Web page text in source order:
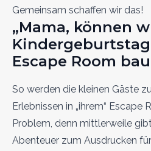
Gemeinsam schaffen wir das!
„Mama, können
Escape Room
So werden die kleinen Gäste
Erlebnissen in „ihrem“ Escape
Problem, denn mittlerweile
Abenteuer zum Ausdrucken